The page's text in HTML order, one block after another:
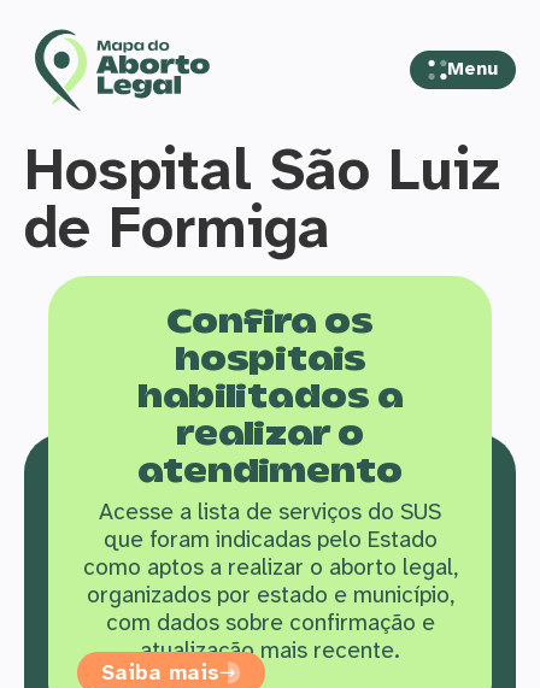
Menu
Hospital São Luiz
de Formiga
Confira os
hospitais
habilitados a
realizar o
atendimento
Acesse a lista de serviços do SUS
que foram indicadas pelo Estado
como aptos a realizar o aborto legal,
organizados por estado e município,
com dados sobre confirmação e
atualização mais recente.
Saiba mais